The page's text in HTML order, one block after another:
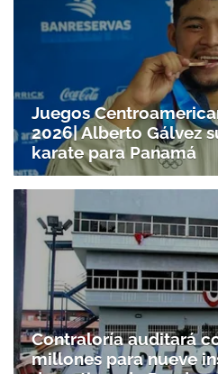
Juegos
2026| Alberto Gálvez
karate para Panamá
Contraloría auditará
millones para nueve